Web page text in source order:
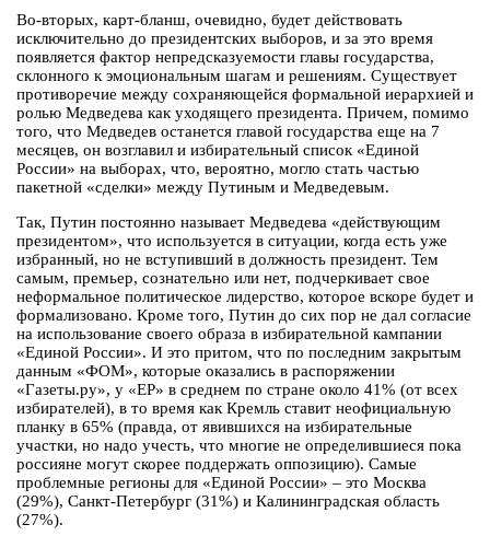
Во-вторых, карт-бланш, очевидно, будет действовать
исключительно до президентских выборов, и за это время
появляется фактор непредсказуемости главы государства,
склонного к эмоциональным шагам и решениям. Существует
противоречие между сохраняющейся формальной иерархией и
ролью Медведева как уходящего президента. Причем, помимо
того, что Медведев останется главой государства еще на 7
месяцев, он возглавил и избирательный список «Единой
России» на выборах, что, вероятно, могло стать частью
пакетной «сделки» между Путиным и Медведевым.
Так, Путин постоянно называет Медведева «действующим
президентом», что используется в ситуации, когда есть уже
избранный, но не вступивший в должность президент. Тем
самым, премьер, сознательно или нет, подчеркивает свое
неформальное политическое лидерство, которое вскоре будет и
формализовано. Кроме того, Путин до сих пор не дал согласие
на использование своего образа в избирательной кампании
«Единой России». И это притом, что по последним закрытым
данным «ФОМ», которые оказались в распоряжении
«Газеты.ру», у «ЕР» в среднем по стране около 41% (от всех
избирателей), в то время как Кремль ставит неофициальную
планку в 65% (правда, от явившихся на избирательные
участки, но надо учесть, что многие не определившиеся пока
россияне могут скорее поддержать оппозицию). Самые
проблемные регионы для «Единой России» – это Москва
(29%), Санкт-Петербург (31%) и Калининградская область
(27%).